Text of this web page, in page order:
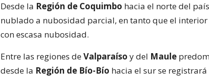
Desde la Región de Coquimbo hacia el norte del
nublado a nubosidad parcial, en tanto que el interior
con escasa nubosidad.
Entre las regiones deValparaíso y del Maule
desde la Región de Bío-Bío hacia el sur se